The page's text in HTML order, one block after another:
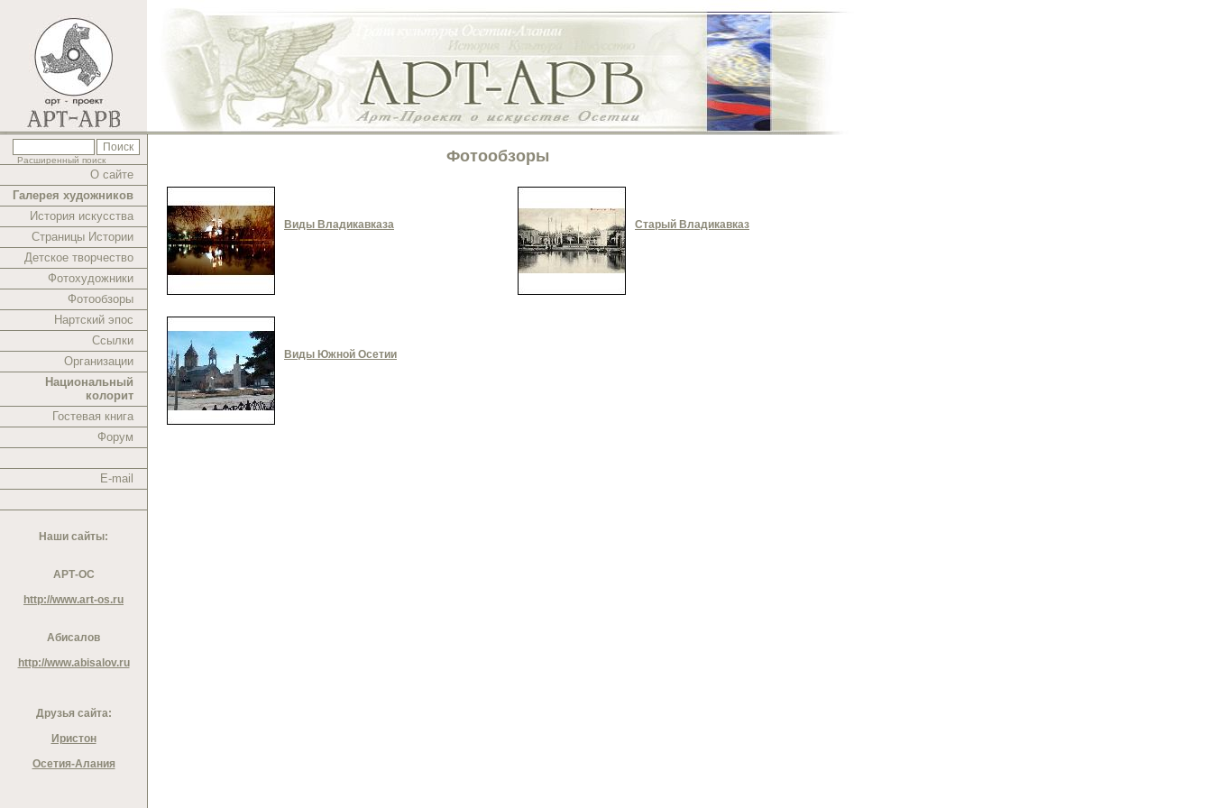
Расширенный поиск
О сайте
Галерея художников
История искусства
Страницы Истории
Детское творчество
Фотохудожники
Фотообзоры
Нартский эпос
Ссылки
Организации
Национальный
колорит
Гостевая книга
Форум
E-mail
Наши сайты:
АРТ-ОС
http://www.art-os.ru
Абисалов
http://www.abisalov.ru
Друзья сайта:
Иристон
Осетия-Алания
Фотообзоры
Виды Владикавказа
Виды Южной Осетии
Старый Владикавказ